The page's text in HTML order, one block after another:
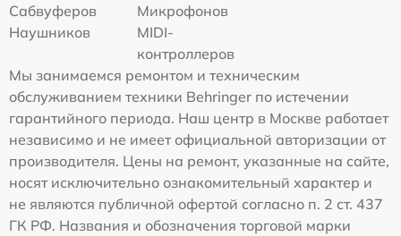
Сабвуферов
Микрофонов
Наушников
MIDI-
контроллеров
Мы занимаемся ремонтом и техническим
обслуживанием техники Behringer по истечении
гарантийного периода. Наш центр в Москве работает
независимо и не имеет официальной авторизации от
производителя. Цены на ремонт, указанные на сайте,
носят исключительно ознакомительный характер и
не являются публичной офертой согласно п. 2 ст. 437
ГК РФ. Названия и обозначения торговой марки